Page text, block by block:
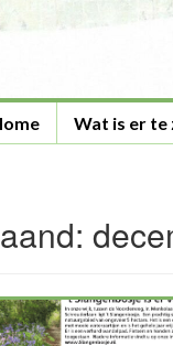
Wat is er te